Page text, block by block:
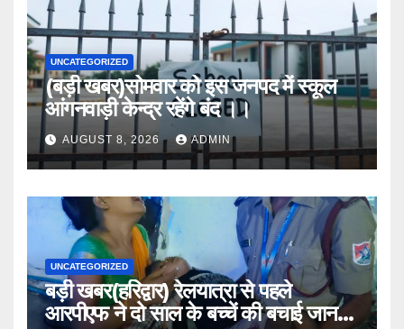
UNCATEGORIZED
(बड़ी खबर)सोमवार को इस जनपद में स्कूल
आंगनवाड़ी केन्द्र रहेंगे बंद ।।
AUGUST 8, 2026 ADMIN
UNCATEGORIZED
बड़ी खबर(हरिद्वार) रेलयात्रा से पहले
आरपीएफ ने दो साल के बच्चें की बचाई जान